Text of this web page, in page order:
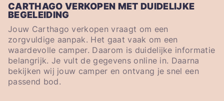
CARTHAGO VERKOPEN MET DUIDELIJKE
BEGELEIDING
Jouw Carthago verkopen vraagt om een
zorgvuldige aanpak. Het gaat vaak om een
waardevolle camper. Daarom is duidelijke informatie
belangrijk. Je vult de gegevens online in. Daarna
bekijken wij jouw camper en ontvang je snel een
passend bod.